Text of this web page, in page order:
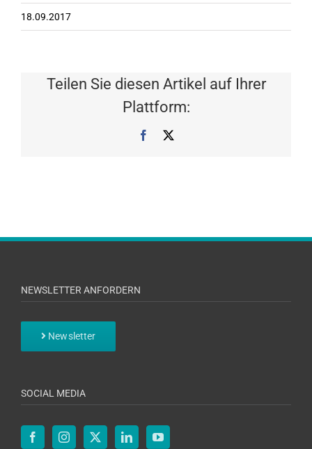
18.09.2017
Teilen Sie diesen Artikel auf Ihrer
Plattform:
Facebook
NEWSLETTER ANFORDERN
Newsletter
SOCIAL MEDIA